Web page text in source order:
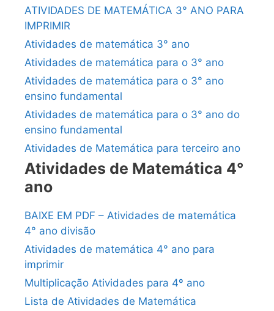
ATIVIDADES DE MATEMÁTICA 3° ANO PARA
IMPRIMIR
Atividades de matemática 3° ano
Atividades de matemática para o 3° ano
Atividades de matemática para o 3° ano
ensino fundamental
Atividades de matemática para o 3° ano do
ensino fundamental
Atividades de Matemática para terceiro ano
Atividades de Matemática 4°
ano
BAIXE EM PDF – Atividades de matemática
4° ano divisão
Atividades de matemática 4° ano para
imprimir
Multiplicação Atividades para 4º ano
Lista de Atividades de Matemática